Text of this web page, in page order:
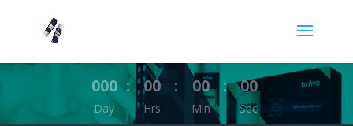
000
Day
: 00
Hrs
: 00
Min
: 00
Sec